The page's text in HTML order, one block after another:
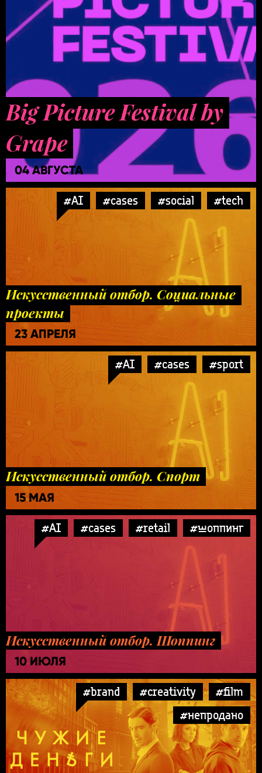
Big Picture Festival by
Grape
04 АВГУСТА
#AI #cases #social #tech
Искусственный отбор. Социальные
проекты
23 АПРЕЛЯ
#AI #cases #sport
Искусственный отбор. Спорт
15 МАЯ
#AI #cases #retail #шоппинг
Искусственный отбор. Шоппинг
10 ИЮЛЯ
#brand #creativity
#film
#непродано